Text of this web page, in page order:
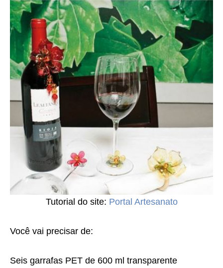
Tutorial do site: Portal Artesanato
Você vai precisar de:
Seis garrafas PET de 600 ml transparente